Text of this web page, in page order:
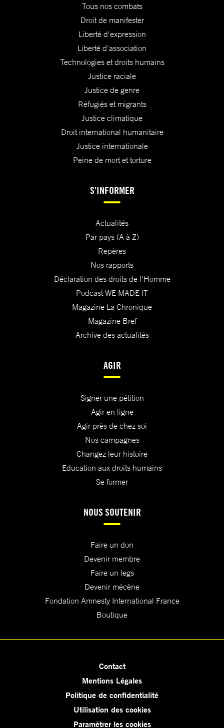
Tous nos combats
Droit de manifester
Liberté d'expression
Liberté d'association
Technologies et droits humains
Justice raciale
Justice de genre
Réfugiés et migrants
Justice climatique
Droit international humanitaire
Justice internationale
Peine de mort et torture
S'INFORMER
Actualités
Par pays (A à Z)
Repères
Nos rapports
Déclaration des droits de l'Homme
Podcast WE MADE IT
Magazine La Chronique
Magazine Bref
Archive des actualités
AGIR
Signer une pétition
Agir en ligne
Agir près de chez soi
Nos campagnes
Changez leur histoire
Education aux droits humains
Se former
NOUS SOUTENIR
Faire un don
Devenir membre
Faire un legs
Devenir mécène
Fondation Amnesty International France
Boutique
Contact
Mentions Légales
Politique de confidentialité
Utilisation des cookies
Paramètrer les cookies